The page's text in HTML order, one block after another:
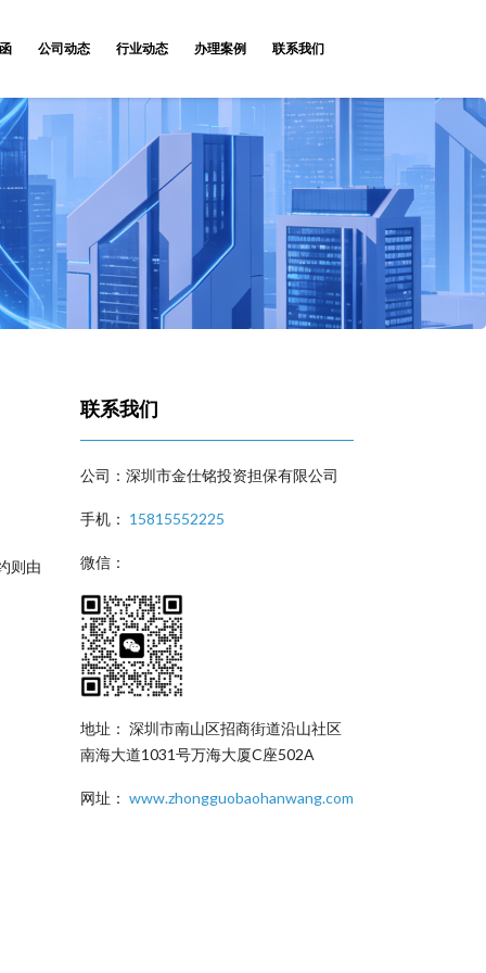
公司动态 行业动态 办理案例 联系我们
则由
联系我们
公司：深圳市金仕铭投资担保有限公司
手机： 15815552225
微信：
地址： 深圳市南山区招商街道沿山社区
南海大道1031号万海大厦C座502A
网址： www.zhongguobaohanwang.com